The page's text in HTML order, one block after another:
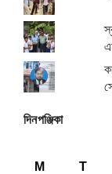
দিনপঞ্জিকা
M
T